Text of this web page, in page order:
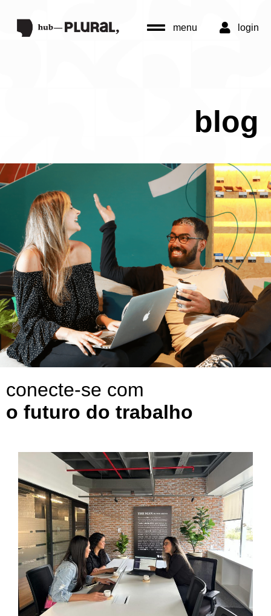
menu login
blog
conecte-se com
o futuro do trabalho